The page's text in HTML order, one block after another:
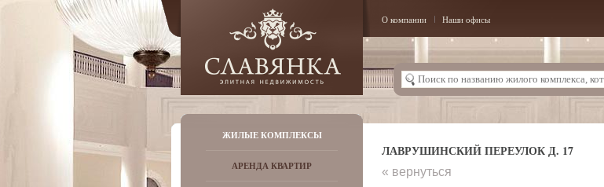
О компании Наши офисы
ЖИЛЫЕ КОМПЛЕКСЫ
АРЕНДА КВАРТИР
ЛАВРУШИНСКИЙ ПЕРЕУЛОК Д. 17
« вернуться